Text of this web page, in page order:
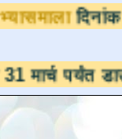
दैनंदिन
डाउनलोडसाठी